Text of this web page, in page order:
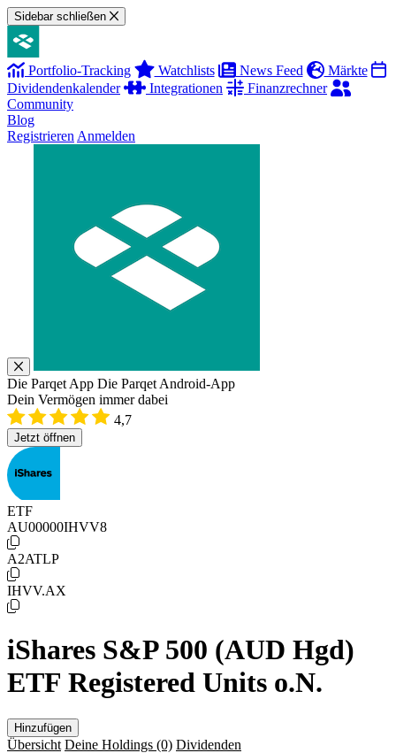
Sidebar schließen
Portfolio-Tracking Watchlists News Feed
Märkte
Dividendenkalender
Integrationen
Finanzrechner
Community
Blog
Registrieren Anmelden
Die Parqet App Die Parqet Android-App
Dein Vermögen immer dabei
4,7
Jetzt öffnen
ETF
AU00000IHVV8
A2ATLP
IHVV.AX
iShares S&P 500 (AUD Hgd)
ETF Registered Units o.N.
Hinzufügen
Übersicht Deine Holdings (0) Dividenden